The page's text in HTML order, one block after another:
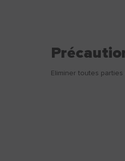
Eliminer toutes